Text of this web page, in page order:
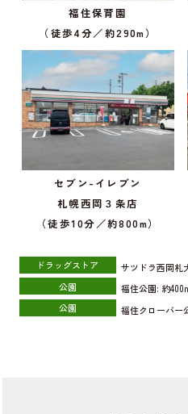
福住保育園
（徒歩4分／約290m）
セブン-イレブン
札幌西岡３条店
（徒歩10分／約800m）
ドラッグストア サツドラ西岡札
公園
福住公園: 約
公園
福住クローバー